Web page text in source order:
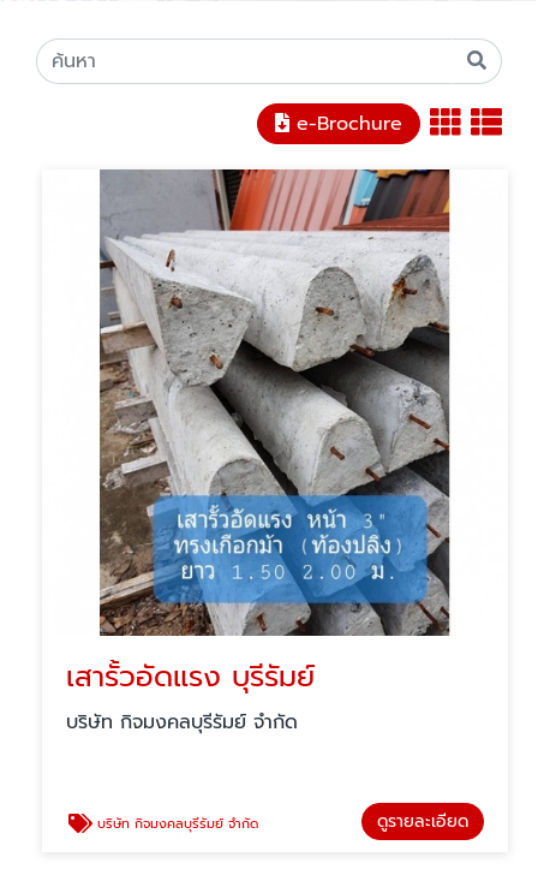
e-Brochure
เสารั้วอัดแรง บุรีรัมย์
บริษัท กิจมงคลบุรีรัมย์ จำกัด
บริษัท กิจมงคลบุรีรัมย์ จำกัด ดูรายละเอียด